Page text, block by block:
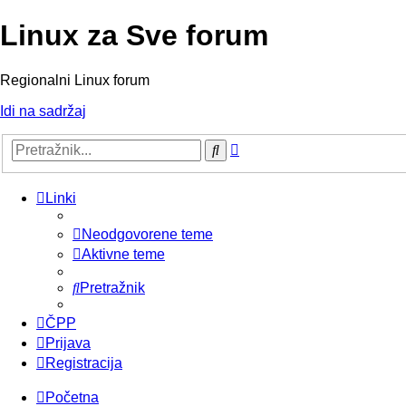
Linux za Sve forum
Regionalni Linux forum
Idi na sadržaj
Pretražnik
Linki
Neodgovorene teme
Aktivne teme
Pretražnik
ČPP
Prijava
Registracija
Početna